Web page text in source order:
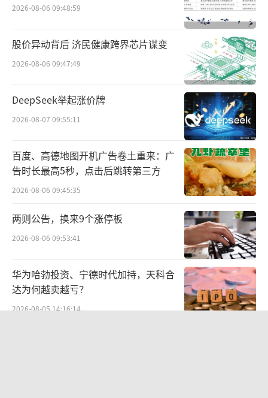
2026-08-06 09:48:59
股价异动背后 济民健康跨界芯片谋变
2026-08-06 09:47:49
DeepSeek举起涨价牌
2026-08-07 09:55:11
百度、高德地图开机广告卷土重来：广
告时长最高5秒，点击后跳转第三方
2026-08-06 09:45:35
两则公告，换来9个涨停板
2026-08-06 09:53:41
华为哈勃投资、宁德时代加持，天科合
达为何越卖越亏？
2026-08-05 14:16:14